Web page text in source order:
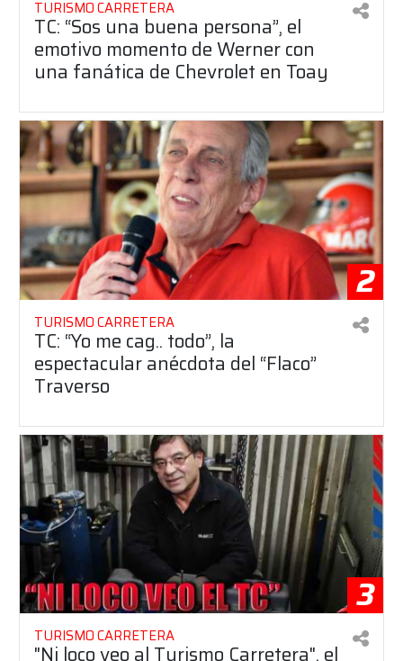
TURISMO CARRETERA
TC: “Sos una buena persona”, el
emotivo momento de Werner con
una fanática de Chevrolet en Toay
2
TURISMO CARRETERA
TC: “Yo me cag.. todo”, la
espectacular anécdota del “Flaco”
Traverso
3
TURISMO CARRETERA
"Ni loco veo al Turismo Carretera", el